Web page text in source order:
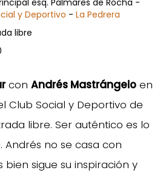
y Deportivo - La Pedrera
libre
con Andrés Mastrángelo en
Club Social y Deportivo de
libre. Ser auténtico es lo
no se casa con
sigue su inspiración y